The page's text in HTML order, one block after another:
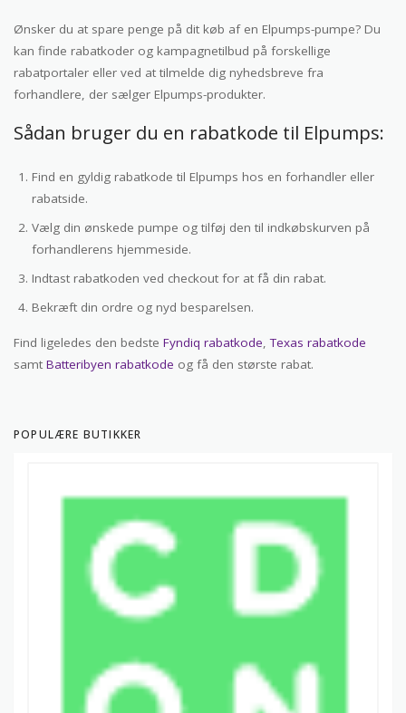
Ønsker du at spare penge på dit køb af en Elpumps-pumpe? Du
kan finde rabatkoder og kampagnetilbud på forskellige
rabatportaler eller ved at tilmelde dig nyhedsbreve fra
forhandlere, der sælger Elpumps-produkter.
Sådan bruger du en rabatkode til Elpumps:
Find en gyldig rabatkode til Elpumps hos en forhandler eller
rabatside.
Vælg din ønskede pumpe og tilføj den til indkøbskurven på
forhandlerens hjemmeside.
Indtast rabatkoden ved checkout for at få din rabat.
Bekræft din ordre og nyd besparelsen.
Find ligeledes den bedste Fyndiq rabatkode,Texas rabatkode
samt Batteribyen rabatkode og få den største rabat.
POPULÆRE BUTIKKER